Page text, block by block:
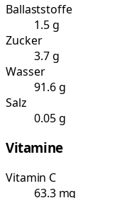
Ballaststoffe
1.5 g
Zucker
3.7 g
Wasser
91.6 g
Salz
0.05 g
Vitamine
Vitamin C
63.3 mg